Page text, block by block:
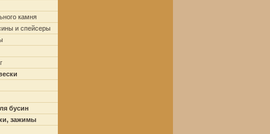
камня
и спейсеры
бусин
зажимы